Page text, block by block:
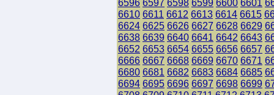
6596 6597 6598 6599 6600 6601
6610 6611 6612 6613 6614 6615
6624 6625 6626 6627 6628 6629
6638 6639 6640 6641 6642 6643
6652 6653 6654 6655 6656 6657
6666 6667 6668 6669 6670 6671
6680 6681 6682 6683 6684 6685
6694 6695 6696 6697 6698 6699